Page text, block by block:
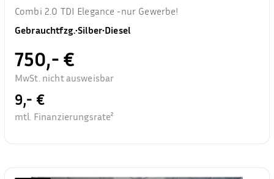
Combi 2.0 TDI Elegance -nur Gewerbe!
Gebrauchtfzg.•Silber•Diesel
750,- €
MwSt. nicht ausweisbar
9,- €
mtl. Finanzierungsrate²